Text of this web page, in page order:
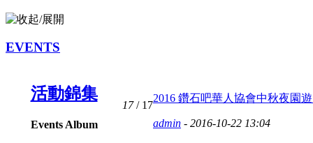
EVENTS
活動錦集
Events Album
17/ 17
2016 鑽石吧華人協會中秋夜園
admin - 2016-10-22 13:04